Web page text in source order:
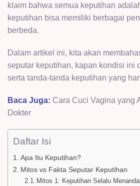
klaim bahwa semua keputihan
keputihan bisa memiliki berbagai
berbeda.
Dalam artikel ini, kita akan
seputar keputihan, kapan kondisi ini
serta tanda-tanda keputihan yang
Baca Juga: Cara Cuci Vagina yang
Dokter
Daftar Isi
Apa Itu Keputihan?
Mitos vs Fakta Seputar Keputihan
Mitos 1: Keputihan Selalu